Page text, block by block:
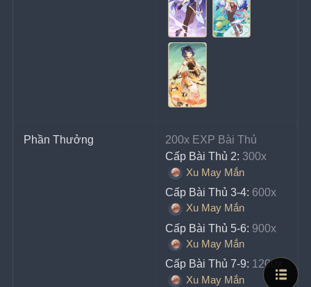
Phần Thưởng
200x EXP Bài Thủ
Cấp Bài Thủ 2: 300x
Xu May Mắn
Cấp Bài Thủ 3-4: 600x
Xu May Mắn
Cấp Bài Thủ 5-6: 900x
Xu May Mắn
Cấp Bài Thủ 7-9: 1200x
Xu May Mắn